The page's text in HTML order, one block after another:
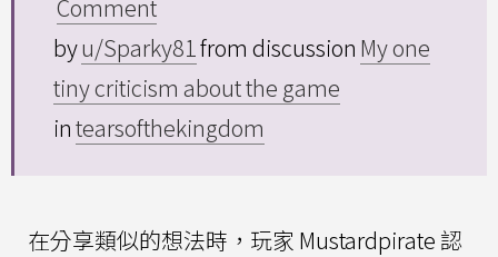
Comment
byu/Sparky81from discussion My one
tiny criticism about the game
intearsofthekingdom
在分享類似的想法時，玩家 Mustardpirate 認